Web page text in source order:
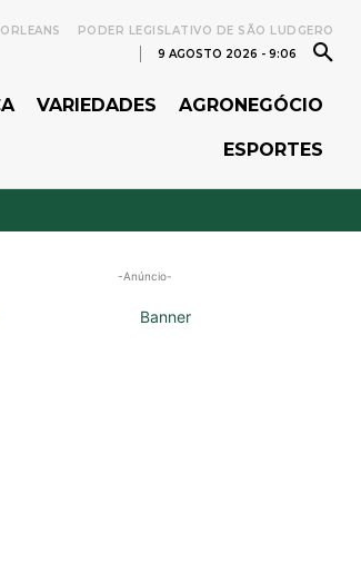
PODER LEGISLATIVO DE SÃO LUDGERO
9 AGOSTO 2026 - 9:06
VARIEDADES AGRONEGÓCIO
ESPORTES
-Anúncio-